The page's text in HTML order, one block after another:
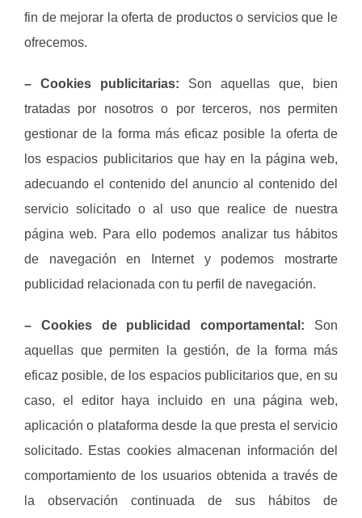
fin de mejorar la oferta de productos o servicios que le
ofrecemos.
– Cookies publicitarias: Son aquellas que, bien
tratadas por nosotros o por terceros, nos permiten
gestionar de la forma más eficaz posible la oferta de
los espacios publicitarios que hay en la página web,
adecuando el contenido del anuncio al contenido del
servicio solicitado o al uso que realice de nuestra
página web. Para ello podemos analizar tus hábitos
de navegación en Internet y podemos mostrarte
publicidad relacionada con tu perfil de navegación.
– Cookies de publicidad comportamental: Son
aquellas que permiten la gestión, de la forma más
eficaz posible, de los espacios publicitarios que, en su
caso, el editor haya incluido en una página web,
aplicación o plataforma desde la que presta el servicio
solicitado. Estas cookies almacenan información del
comportamiento de los usuarios obtenida a través de
la observación continuada de sus hábitos de